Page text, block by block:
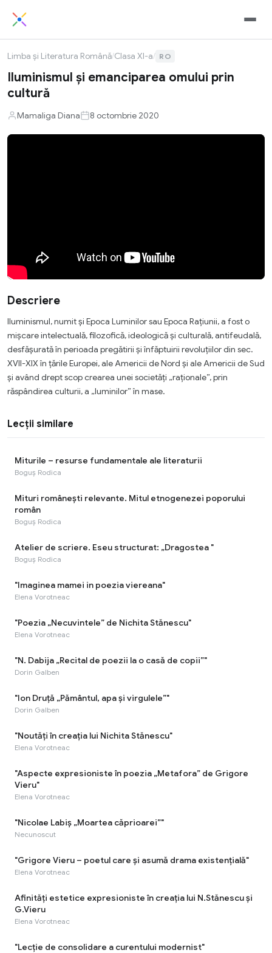
Limba și Literatura Română/Clasa XI-a/ RO
Iluminismul și emanciparea omului prin
cultură
Mamaliga Diana 8 octombrie 2020
Descriere
Iluminismul, numit și Epoca Luminilor sau Epoca Rațiunii, a fost o
mișcare intelectuală, filozofică, ideologică și culturală, antifeudală,
desfășurată în perioada pregătirii și înfăptuirii revoluțiilor din sec.
XVII-XIX în țările Europei, ale Americii de Nord și ale Americii de Sud
și având drept scop crearea unei societăți „raționale”, prin
răspândirea culturii, a „luminilor” în mase.
Lecții similare
Miturile – resurse fundamentale ale literaturii
Boguș Rodica
Mituri românești relevante. Mitul etnogenezei poporului
român
Boguș Rodica
Atelier de scriere. Eseu structurat: „Dragostea "
Boguș Rodica
"Imaginea mamei in poezia viereana"
Elena Vorotneac
"Poezia „Necuvintele” de Nichita Stănescu"
Elena Vorotneac
"N. Dabija „Recital de poezii la o casă de copii”"
Dorin Galben
"Ion Druță „Pământul, apa și virgulele”"
Dorin Galben
"Noutăți în creația lui Nichita Stănescu"
Elena Vorotneac
"Aspecte expresioniste în poezia „Metafora” de Grigore
Vieru"
Elena Vorotneac
"Nicolae Labiș „Moartea căprioarei”"
Necunoscut
"Grigore Vieru – poetul care și asumă drama existențială"
Elena Vorotneac
Afinități estetice expresioniste în creația lui N.Stănescu și
G.Vieru
Elena Vorotneac
"Lecție de consolidare a curentului modernist"